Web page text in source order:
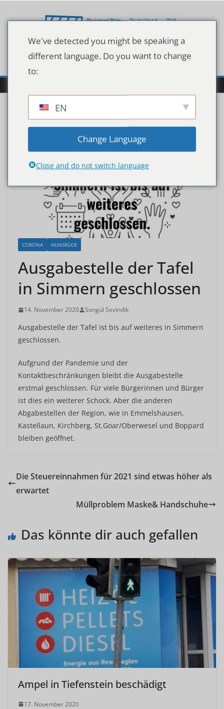
Inhalt
CORONA HUNSRÜCK
Ausgabestelle der Tafel
in Simmern geschlossen
14. November 2020 Songül Sevindik
Ausgabestelle der Tafel ist bis auf weiteres in Simmern
geschlossen.
Aufgrund der Pandemie und der
Kontaktbeschränkungen bleibt die Ausgabestelle
erstmal geschlossen. Für viele Bürgerinnen und Bürger
ist dies ein weiterer Schock. Aber die anderen
Abgabestellen der Region, wie in Emmelshausen,
Kastellaun, Kirchberg, St.Goar/Oberwesel und Boppard
bleiben geöffnet.
Die Steuereinnahmen für 2021 sind etwas höher als
erwartet
Müllproblem Maske& Handschuhe
Das könnte dir auch gefallen
Ampel in Tiefenstein beschädigt
17. November 2020
We've detected you might be speaking a
different language. Do you want to change
to:
EN
Change Language
Close and do not switch language